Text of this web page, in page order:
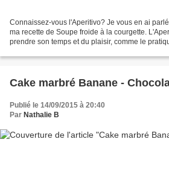
Connaissez-vous l'Aperitivo? Je vous en ai
ma recette de Soupe froide à la courgette.
prendre son temps et du plaisir, comme le
Cake marbré Banane -
Publié le 14/09/2015 à 20:40
Par Nathalie B